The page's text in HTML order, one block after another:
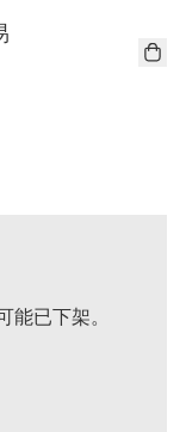
能已下架。